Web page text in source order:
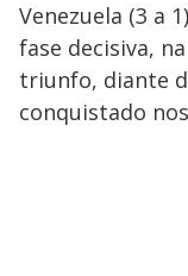
Venezuela (3 a
fase decisiva,
triunfo, diante
conquistado